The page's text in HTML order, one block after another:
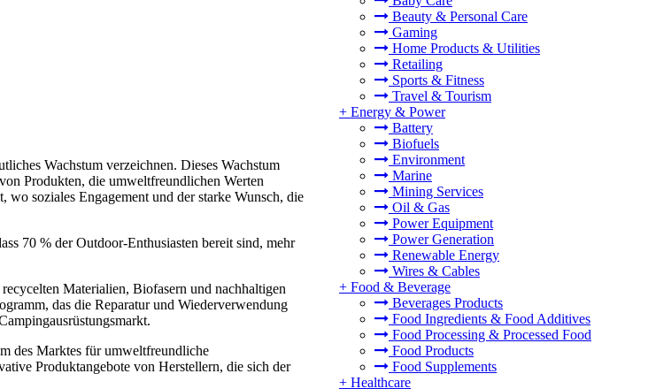
Beauty & Personal Care
Gaming
Home Products & Utilities
Retailing
Sports & Fitness
Travel & Tourism
+ Energy & Power
Battery
Biofuels
Environment
Marine
Mining Services
Oil & Gas
Power Equipment
Power Generation
Renewable Energy
Wires & Cables
+ Food & Beverage
Beverages Products
Food Ingredients & Food Additives
Food Processing & Processed Food
Food Products
Food Supplements
+ Healthcare
Wachstum verzeichnen. Dieses Wachstum
Produkten, die umweltfreundlichen Werten
wo soziales Engagement und der starke Wunsch, die
70 % der Outdoor-Enthusiasten bereit sind, mehr
Materialien, Biofasern und nachhaltigen
das die Reparatur und Wiederverwendung
des Marktes für umweltfreundliche
Produktangebote von Herstellern, die sich der